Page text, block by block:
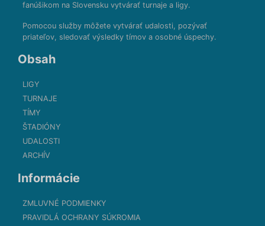
fanúšikom na Slovensku vytvárať turnaje a ligy.
Pomocou služby môžete vytvárať udalosti, pozývať
priateľov, sledovať výsledky tímov a osobné úspechy.
Obsah
LIGY
TURNAJE
TÍMY
ŠTADIÓNY
UDALOSTI
ARCHÍV
Informácie
ZMLUVNÉ PODMIENKY
PRAVIDLÁ OCHRANY SÚKROMIA